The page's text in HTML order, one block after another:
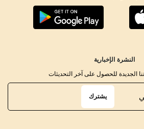
النشرة الإخبارية
الجديدة للحصول على آخر التحديثات
يشترك